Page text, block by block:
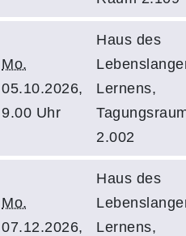
Mo.
05.10.2026,
9.00 Uhr
Haus des
Lernens,
2.002
Mo.
07.12.2026,
Haus des
Lernens,